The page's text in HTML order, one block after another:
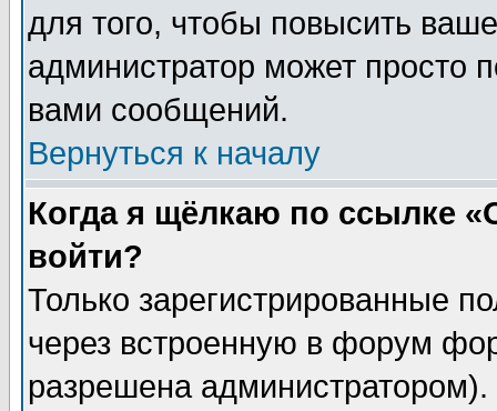
для того, чтобы повысить
администратор может просто
вами сообщений.
Вернуться к началу
Когда я щёлкаю по ссылке
войти?
Только зарегистрированные
через встроенную в форум
разрешена